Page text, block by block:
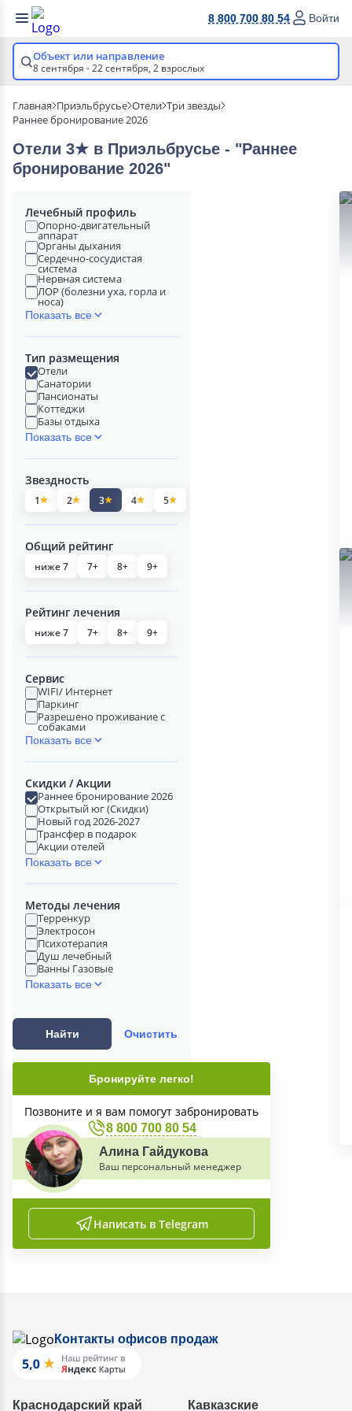
8 800 700 80 54 Войти
Объект или направление
8 сентября - 22 сентября, 2 взрослых
Главная Приэльбрусье Отели Три звезды
Раннее бронирование 2026
Отели 3★ в Приэльбрусье - "Раннее
бронирование 2026"
Лечебный профиль
Опорно-двигательный
аппарат
Органы дыхания
Сердечно-сосудистая
система
Нервная система
ЛОР (болезни уха, горла и
носа)
Показать все
Тип размещения
Отели
Санатории
Пансионаты
Коттеджи
Базы отдыха
Показать все
Звездность
1 2 3 4 5
Общий рейтинг
ниже 7 7+ 8+ 9+
Рейтинг лечения
ниже 7 7+ 8+ 9+
Сервис
WIFI/ Интернет
Паркинг
Разрешено проживание с
собаками
Показать все
Скидки / Акции
Раннее бронирование 2026
Открытый юг (Скидки)
Новый год 2026-2027
Трансфер в подарок
Акции отелей
Показать все
Методы лечения
Терренкур
Электросон
Психотерапия
Душ лечебный
Ванны Газовые
Показать все
Найти Очистить
Бронируйте легко!
Позвоните и я вам помогут забронировать
8 800 700 80 54
Алина Гайдукова
Ваш персональный менеджер
Написать в Telegram
Контакты офисов продаж
Краснодарский край Кавказские